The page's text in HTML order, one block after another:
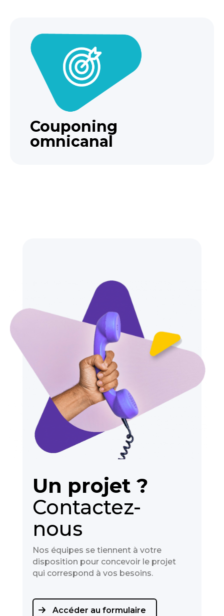
Couponing
omnicanal
Un projet ?
Contactez-
nous
Nos équipes se tiennent à votre
disposition pour concevoir le projet
qui correspond à vos besoins.
Accéder au formulaire